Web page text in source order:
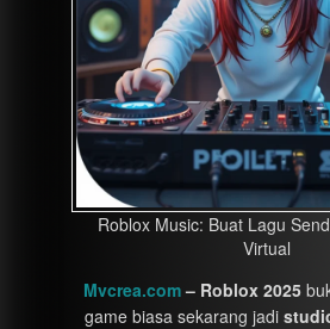
Roblox Music: Buat Lagu
Virtual
Mvcrea.com– Roblox 2025
game biasa sekarang jadi